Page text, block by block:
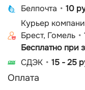
Белпочта
10
Курьер
Брест, Гомель
Бесплатно при
СДЭК
15 - 25
Оплата